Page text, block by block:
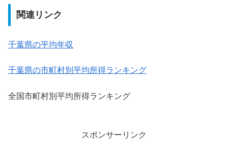
関連リンク
千葉県の平均年収
千葉県の市町村別平均所得ランキング
全国市町村別平均所得ランキング
スポンサーリンク